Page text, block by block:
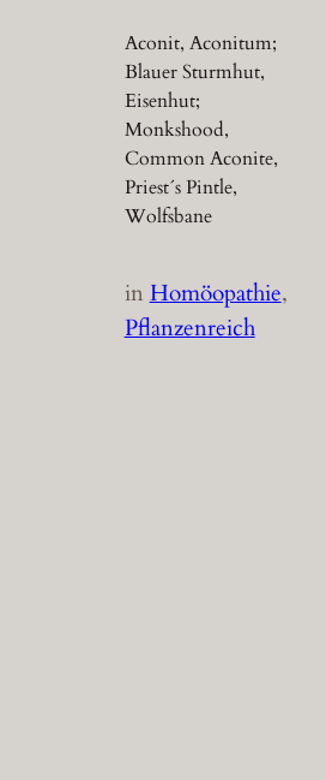
Aconit, Aconitum;
Blauer Sturmhut,
Eisenhut;
Monkshood,
Common Aconite,
Priest´s Pintle,
Wolfsbane
inHomöopathie
Pflanzenreich